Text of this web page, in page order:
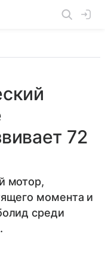
72
мотор,
момента и
среди